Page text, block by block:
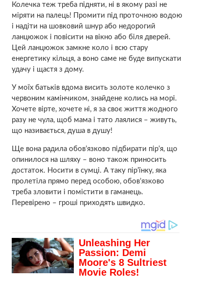
Колечка теж треба підняти, ні в якому разі не
міряти на палець! Промити під проточною водою
і надіти на шовковий шнур або недорогий
ланцюжок і повісити на вікно або біля дверей.
Цей ланцюжок замкне коло і всю стару
енергетику кільця, а воно саме не буде випускати
удачу і щастя з дому.
У моїх батьків вдома висить золоте колечко з
червоним камінчиком, знайдене колись на морі.
Хочете вірте, хочете ні, я за своє життя жодного
разу не чула, щоб мама і тато лаялися – живуть,
що називається, душа в душу!
Ще вона радила обов’язково підбирати пір’я, що
опинилося на шляху – воно також приносить
достаток. Носити в сумці. А таку пір’їнку, яка
пролетіла прямо перед особою, обов’язково
треба зловити і помістити в гаманець.
Перевірено – гроші приходять швидко.